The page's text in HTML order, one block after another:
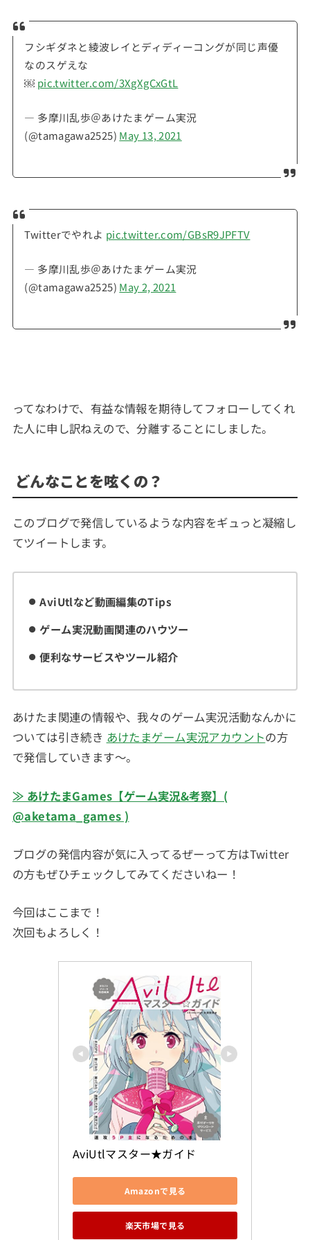
フシギダネと綾波レイとディディーコングが同じ声優
なのスゲえな
￼ pic.twitter.com/3XgXgCxGtL
— 多摩川乱歩＠あけたまゲーム実況
(@tamagawa2525) May 13, 2021
Twitterでやれよ pic.twitter.com/GBsR9JPFTV
— 多摩川乱歩＠あけたまゲーム実況
(@tamagawa2525) May 2, 2021
ってなわけで、有益な情報を期待してフォローしてくれ
た人に申し訳ねえので、分離することにしました。
どんなことを呟くの？
このブログで発信しているような内容をギュっと凝縮し
てツイートします。
AviUtlなど動画編集のTips
ゲーム実況動画関連のハウツー
便利なサービスやツール紹介
あけたま関連の情報や、我々のゲーム実況活動なんかに
ついては引き続き あけたまゲーム実況アカウントの方
で発信していきます～。
≫ あけたまGames【ゲーム実況&考察】(
@aketama_games )
ブログの発信内容が気に入ってるぜーって方はTwitter
の方もぜひチェックしてみてくださいねー！
今回はここまで！
次回もよろしく！
AviUtlマスター★ガイド
Amazonで見る
楽天市場で見る